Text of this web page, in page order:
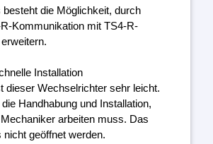
besteht die Möglichkeit, durch
Kommunikation mit TS4-R-
Installation
dieser Wechselrichter sehr leicht.
Handhabung und Installation,
arbeiten muss. Das
geöffnet werden.